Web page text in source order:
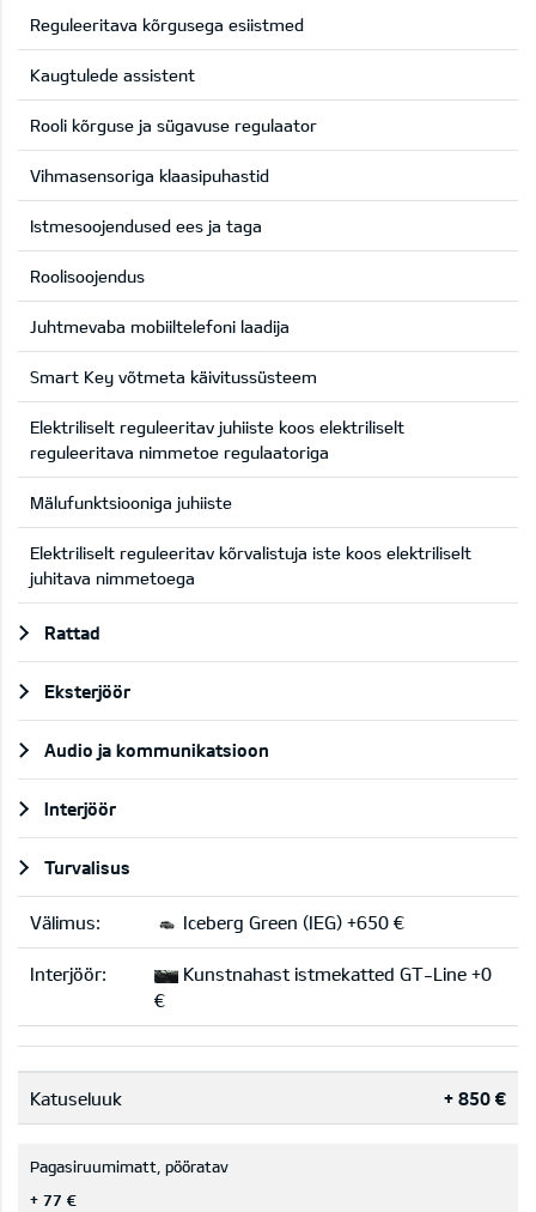
Reguleeritava kõrgusega esiistmed
Kaugtulede assistent
Rooli kõrguse ja sügavuse regulaator
Vihmasensoriga klaasipuhastid
Istmesoojendused ees ja taga
Roolisoojendus
Juhtmevaba mobiiltelefoni laadija
Smart Key võtmeta käivitussüsteem
Elektriliselt reguleeritav juhiiste koos elektriliselt
reguleeritava nimmetoe regulaatoriga
Mälufunktsiooniga juhiiste
Elektriliselt reguleeritav kõrvalistuja iste koos elektriliselt
juhitava nimmetoega
Rattad
Eksterjöör
Audio ja kommunikatsioon
Interjöör
Turvalisus
Välimus: Iceberg Green (IEG) +650 €
Interjöör:
Kunstnahast istmekatted GT-Line +0
€
Katuseluuk + 850 €
Pagasiruumimatt, pööratav
+ 77 €